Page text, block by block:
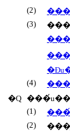
(2)
(3)
(4)
�Q
(1)
(2)